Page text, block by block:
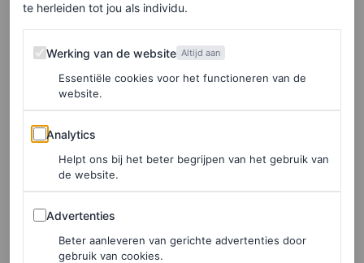
te herleiden tot jou als individu.
Werking van de website
Werking van de website Altijd aan
Essentiële cookies voor het functioneren van de
website.
Analytics
Analytics
Helpt ons bij het beter begrijpen van het gebruik van
de website.
Advertenties
Advertenties
Beter aanleveren van gerichte advertenties door
gebruik van cookies.